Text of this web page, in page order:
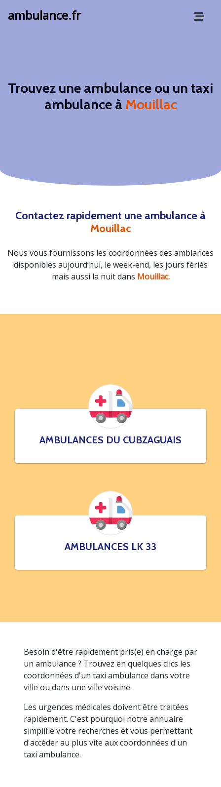
ambulance.fr
Trouvez une ambulance ou un taxi
ambulance à Mouillac
Contactez rapidement une ambulance à
Mouillac
Nous vous fournissons les coordonnées des amblances
disponibles aujourd’hui, le week-end, les jours fériés
mais aussi la nuit dans Mouillac.
AMBULANCES DU CUBZAGUAIS
AMBULANCES LK 33
Besoin d'être rapidement pris(e) en charge par
un ambulance ? Trouvez en quelques clics les
coordonnées d'un taxi ambulance dans votre
ville ou dans une ville voisine.
Les urgences médicales doivent être traitées
rapidement. C'est pourquoi notre annuaire
simplifie votre recherches et vous permettant
d'accèder au plus vite aux coordonnées d'un
taxi ambulance.